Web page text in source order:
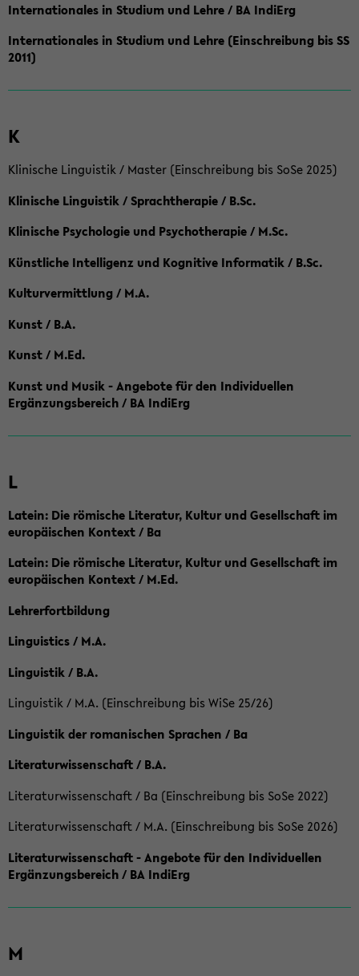
Internationales in Studium und Lehre / BA IndiErg
Internationales in Studium und Lehre (Einschreibung bis SS
2011)
K
Klinische Linguistik / Master (Einschreibung bis SoSe 2025)
Klinische Linguistik / Sprachtherapie / B.Sc.
Klinische Psychologie und Psychotherapie / M.Sc.
Künstliche Intelligenz und Kognitive Informatik / B.Sc.
Kulturvermittlung / M.A.
Kunst / B.A.
Kunst / M.Ed.
Kunst und Musik - Angebote für den Individuellen
Ergänzungsbereich / BA IndiErg
L
Latein: Die römische Literatur, Kultur und Gesellschaft im
europäischen Kontext / Ba
Latein: Die römische Literatur, Kultur und Gesellschaft im
europäischen Kontext / M.Ed.
Lehrerfortbildung
Linguistics / M.A.
Linguistik / B.A.
Linguistik / M.A. (Einschreibung bis WiSe 25/26)
Linguistik der romanischen Sprachen / Ba
Literaturwissenschaft / B.A.
Literaturwissenschaft / Ba (Einschreibung bis SoSe 2022)
Literaturwissenschaft / M.A. (Einschreibung bis SoSe 2026)
Literaturwissenschaft - Angebote für den Individuellen
Ergänzungsbereich / BA IndiErg
M